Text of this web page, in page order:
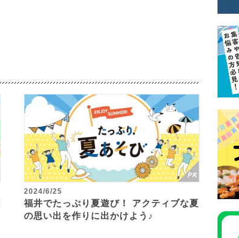
2024/6/25
福井でたっぷり夏遊び！ アクティブな夏
の思い出を作りに出かけよう♪